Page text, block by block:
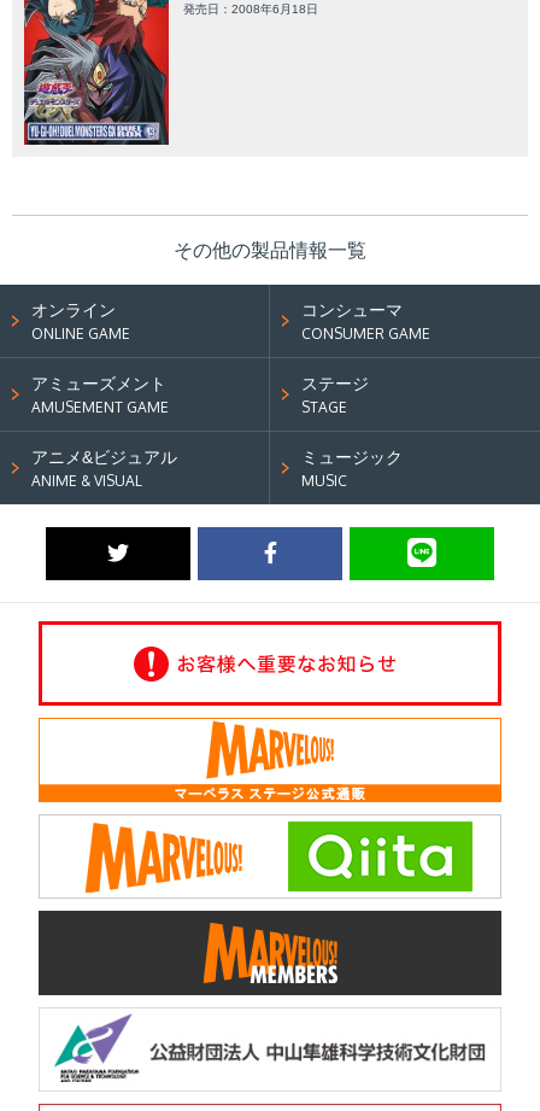
発売日：2008年6月18日
その他の製品情報一覧
オンライン
ONLINE GAME
コンシューマ
CONSUMER GAME
アミューズメント
AMUSEMENT GAME
ステージ
STAGE
アニメ&ビジュアル
ANIME & VISUAL
ミュージック
MUSIC